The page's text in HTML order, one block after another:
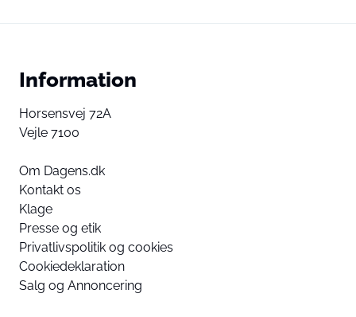
Information
Horsensvej 72A
Vejle 7100
Om Dagens.dk
Kontakt os
Klage
Presse og etik
Privatlivspolitik og cookies
Cookiedeklaration
Salg og Annoncering